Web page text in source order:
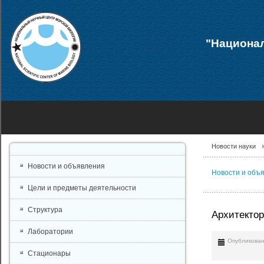
Новости науки
Новости и
Новости и объявления
Цели и предметы деятельности
Структура
Лаборатории
Стационары